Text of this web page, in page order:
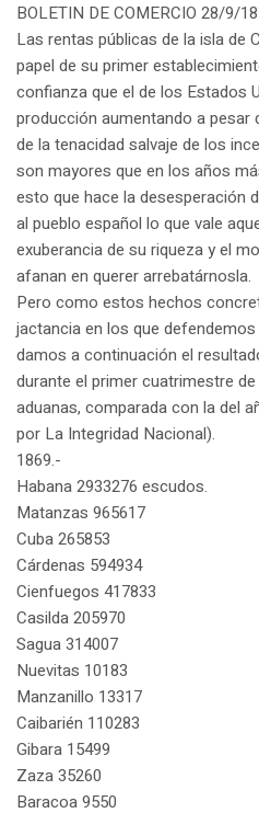
BOLETIN DE COMERCIO 28/9/
Las rentas públicas de la isla de
papel de su primer
confianza que el de los Estados
producción aumentando a pesar
de la tenacidad salvaje de los
son mayores que en los años
esto que hace la desesperación
al pueblo español lo que vale
exuberancia de su riqueza y el
afanan en querer arrebatárnosla.
Pero como estos hechos
jactancia en los que
damos a continuación el
durante el primer cuatrimestre
aduanas, comparada con la del
por La Integridad Nacional).
1869.-
Habana 2933276 escudos.
Matanzas 965617
Cuba 265853
Cárdenas 594934
Cienfuegos 417833
Casilda 205970
Sagua 314007
Nuevitas 10183
Manzanillo 13317
Caibarién 110283
Gibara 15499
Zaza 35260
Baracoa 9550